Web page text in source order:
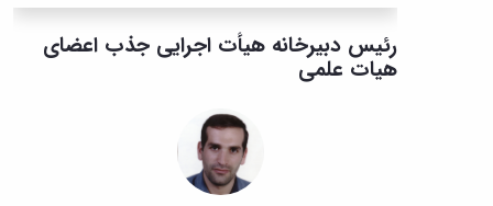
رئیس دبیرخانه هیأت اجرایی جذب اعضای
هیات علمی